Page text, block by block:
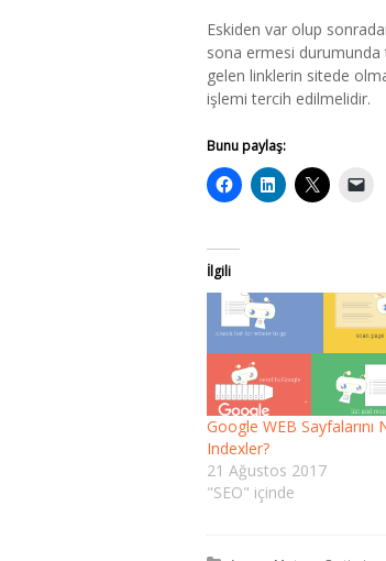
Eskiden var olup
sona ermesi durumunda
gelen linklerin sitede
işlemi tercih edilmelidir.
Bunu paylaş:
İlgili
Google WEB Sayfalarını
Indexler?
21 Ağustos 2017
"SEO" içinde